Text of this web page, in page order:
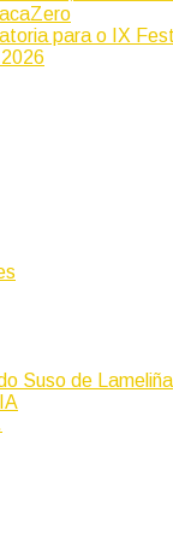
para o IX
Suso de Lameliña